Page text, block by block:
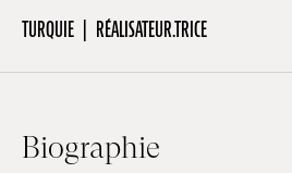
Presse / Pro
Emplois
TURQUIE RÉALISATEUR.TRICE
Biographie